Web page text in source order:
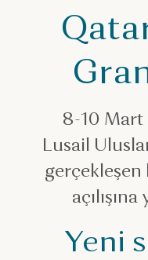
Katar’da MotoGP’yi
8-10
Lusail
gerçekleşen
Yeni